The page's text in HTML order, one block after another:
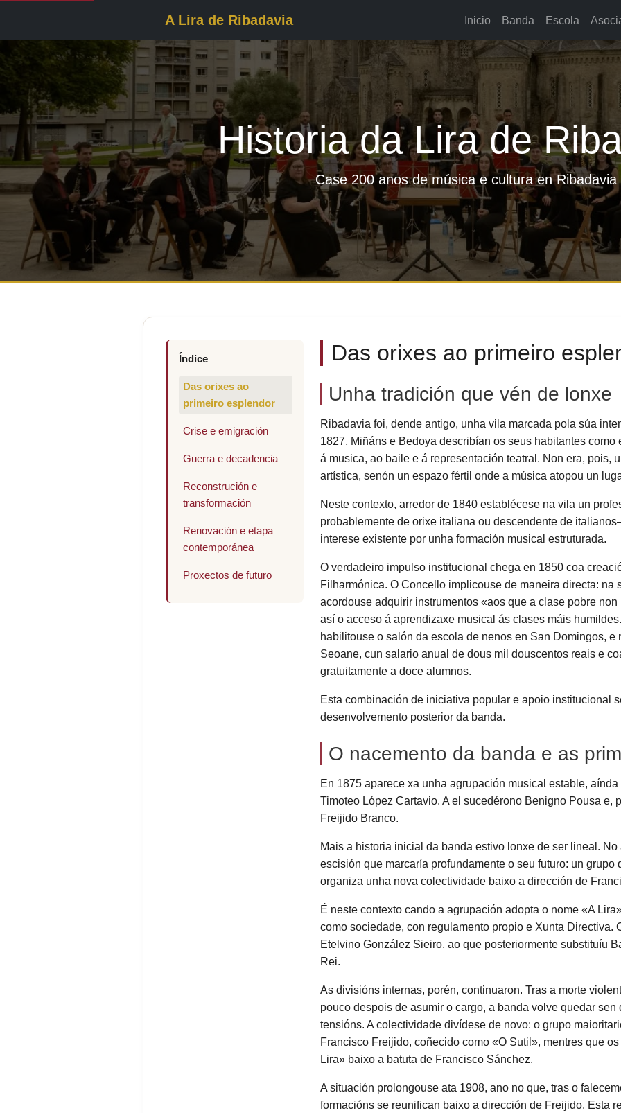
A Lira de Ribadavia Inicio Banda Escola
Historia da Lira de
Case 200 anos de música e cultura en Ribadavia
Índice
Das orixes ao
primeiro esplendor
Crise e emigración
Guerra e decadencia
Reconstrución e
transformación
Renovación e etapa
contemporánea
Proxectos de futuro
Das orixes ao primeiro
Unha tradición que vén de lonxe
Ribadavia foi, dende antigo, unha vila marcada pola súa
1827, Miñáns e Bedoya describían os seus habitantes
á musica, ao baile e á representación teatral. Non era, pois,
artística, senón un espazo fértil onde a música atopou un
Neste contexto, arredor de 1840 establécese na vila un
probablemente de orixe italiana ou descendente de
interese existente por unha formación musical estruturada.
O verdadeiro impulso institucional chega en 1850 coa
Filharmónica. O Concello implicouse de maneira directa: na
acordouse adquirir instrumentos «aos que a clase pobre
así o acceso á aprendizaxe musical ás clases máis
habilitouse o salón da escola de nenos en San Domingos, e
Seoane, cun salario anual de dous mil douscentos reais e
gratuitamente a doce alumnos.
Esta combinación de iniciativa popular e apoio institucional
desenvolvemento posterior da banda.
O nacemento da banda e as
En 1875 aparece xa unha agrupación musical estable,
Timoteo López Cartavio. A el sucedérono Benigno Pousa e,
Freijido Branco.
Mais a historia inicial da banda estivo lonxe de ser lineal.
escisión que marcaría profundamente o seu futuro: un grupo
organiza unha nova colectividade baixo a dirección de
É neste contexto cando a agrupación adopta o nome «A
como sociedade, con regulamento propio e Xunta Directiva.
Etelvino González Sieiro, ao que posteriormente substituíu
Rei.
As divisións internas, porén, continuaron. Tras a morte
pouco despois de asumir o cargo, a banda volve quedar
tensións. A colectividade divídese de novo: o grupo
Francisco Freijido, coñecido como «O Sutil», mentres que
Lira» baixo a batuta de Francisco Sánchez.
A situación prolongouse ata 1908, ano no que, tras o
formacións se reunifican baixo a dirección de Freijido. Esta